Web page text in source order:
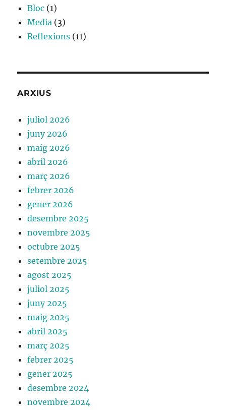
Bloc (1)
Media (3)
Reflexions (11)
ARXIUS
juliol 2026
juny 2026
maig 2026
abril 2026
març 2026
febrer 2026
gener 2026
desembre 2025
novembre 2025
octubre 2025
setembre 2025
agost 2025
juliol 2025
juny 2025
maig 2025
abril 2025
març 2025
febrer 2025
gener 2025
desembre 2024
novembre 2024